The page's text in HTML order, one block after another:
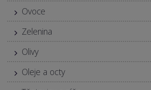
Ovoce
Zelenina
Olivy
Oleje a octy